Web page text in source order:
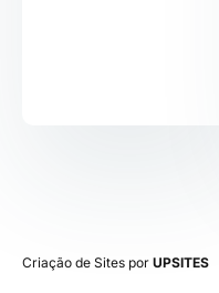
Criação de Sites por UPSITES